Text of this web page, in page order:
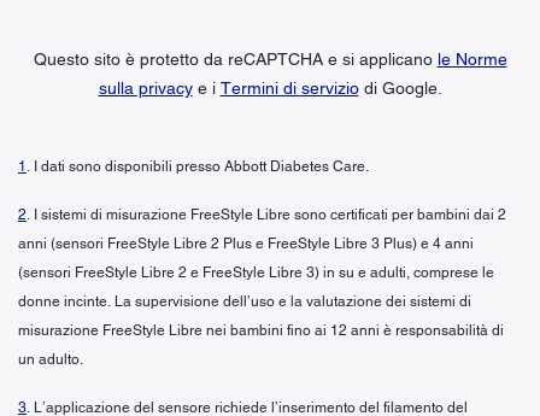
Questo sito è protetto da reCAPTCHA e si applicano le Norme
sulla privacye i Termini di serviziodi Google.
1 . I dati sono disponibili presso Abbott Diabetes Care.
2. I sistemi di misurazione FreeStyle Libre sono certificati per bambini dai 2
anni (sensori FreeStyle Libre 2 Plus e FreeStyle Libre 3 Plus) e 4 anni
(sensori FreeStyle Libre 2 e FreeStyle Libre 3) in su e adulti, comprese le
donne incinte. La supervisione dell’uso e la valutazione dei sistemi di
misurazione FreeStyle Libre nei bambini fino ai 12 anni è responsabilità di
un adulto.
3. L’applicazione del sensore richiede l’inserimento del filamento del